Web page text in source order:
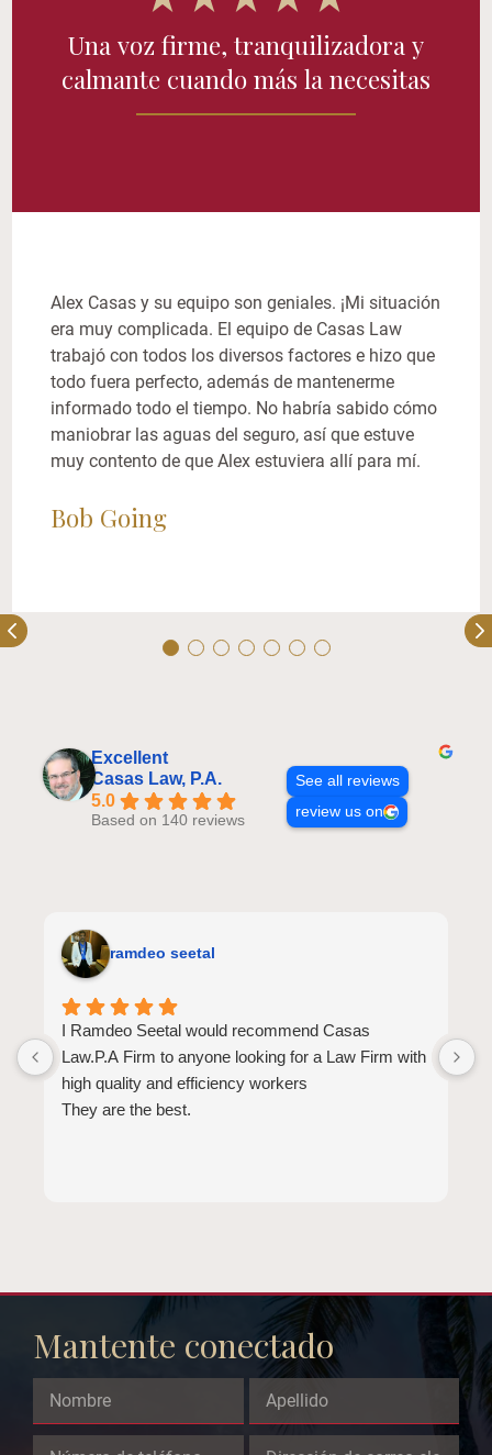
Una voz firme, tranquilizadora y
calmante cuando más la necesitas
Alex Casas y su equipo son geniales. ¡Mi situación
era muy complicada. El equipo de Casas Law
trabajó con todos los diversos factores e hizo que
todo fuera perfecto, además de mantenerme
informado todo el tiempo. No habría sabido cómo
maniobrar las aguas del seguro, así que estuve
muy contento de que Alex estuviera allí para mí.
Bob Going
Excellent
Casas Law, P.A.
5.0
Based on 140 reviews
See all reviews
review us on
ramdeo seetal
I Ramdeo Seetal would recommend Casas
Law.P.A Firm to anyone looking for a Law Firm with
high quality and efficiency workers
They are the best.
Mantente conectado
Comments